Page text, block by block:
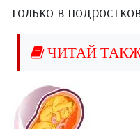
только в